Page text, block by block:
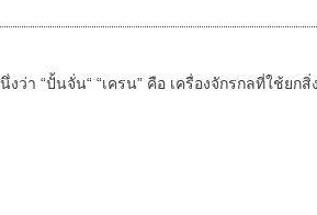
ว่า “ปั้นจั่น“ “เครน” คือ เครื่องจักรกลที่ใช้